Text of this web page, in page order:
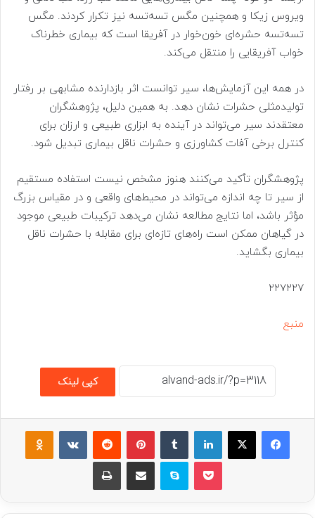
ویروس زیکا و همچنین مگس تسه‌تسه نیز تکرار کردند. مگس
تسه‌تسه حشره‌ای خون‌خوار در آفریقا است که بیماری خطرناک
خواب آفریقایی را منتقل می‌کند.
در همه این آزمایش‌ها، سیر توانست اثر بازدارنده مشابهی بر رفتار
تولیدمثلی حشرات نشان دهد. به همین دلیل، پژوهشگران
معتقدند سیر می‌تواند در آینده به ابزاری طبیعی و ارزان برای
کنترل برخی آفات کشاورزی و حشرات ناقل بیماری تبدیل شود.
پژوهشگران تأکید می‌کنند هنوز مشخص نیست استفاده مستقیم
از سیر تا چه اندازه می‌تواند در محیط‌های واقعی و در مقیاس بزرگ
مؤثر باشد، اما نتایج مطالعه نشان می‌دهد ترکیبات طبیعی موجود
در گیاهان ممکن است راه‌های تازه‌ای برای مقابله با حشرات ناقل
بیماری بگشاید.
۲۲۷۲۲۷
منبع
کپی لینک
فیسبوکایکس لینکداینتامبلر پینتریستReddit
VKontakte
پاکت اسکایپ اشتراک گذاری با ایمیل چاپ